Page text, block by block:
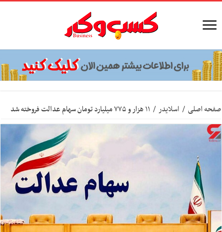
صفحه اصلی / اسلایدر / ۱۱ هزار و ۷۷۵ میلیارد تومان سهام عدالت فروخته شد